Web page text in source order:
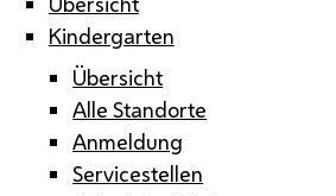
Kindergarten
Übersicht
Alle Standorte
Anmeldung
Servicestellen